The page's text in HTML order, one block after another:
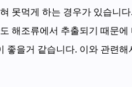
못먹게 하는 경우가 있습니
해조류에서 추출되기 때문에
을거 같습니다. 이와 관련해